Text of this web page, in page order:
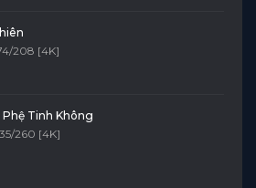
208 [4K]
Phệ Tinh Không
260 [4K]